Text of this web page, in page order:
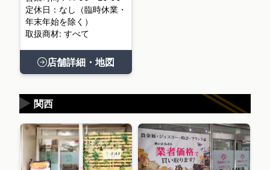
定休日：なし（臨時休業・
年末年始を除く）
取扱商材: すべて
店舗詳細・地図
関西
▶